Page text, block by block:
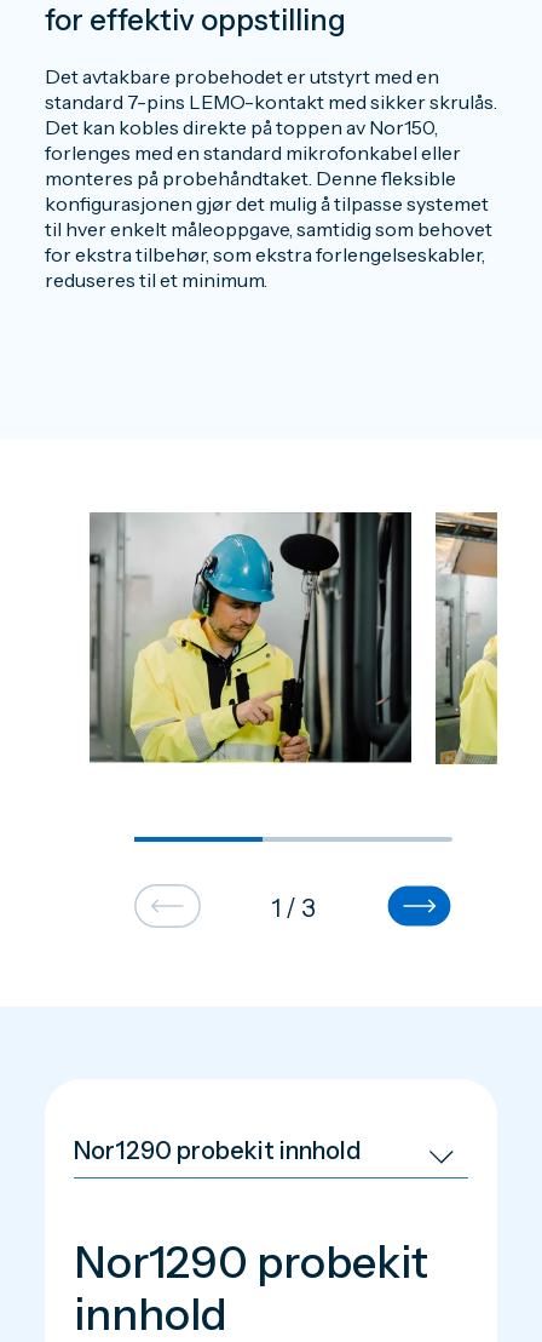
for effektiv oppstilling
Det avtakbare probehodet er utstyrt med en
standard 7-pins LEMO-kontakt med sikker skrulås.
Det kan kobles direkte på toppen av Nor150,
forlenges med en standard mikrofonkabel eller
monteres på probehåndtaket. Denne fleksible
konfigurasjonen gjør det mulig å tilpasse systemet
til hver enkelt måleoppgave, samtidig som behovet
for ekstra tilbehør, som ekstra forlengelseskabler,
reduseres til et minimum.
1 / 3
Nor1290 probekit
innhold